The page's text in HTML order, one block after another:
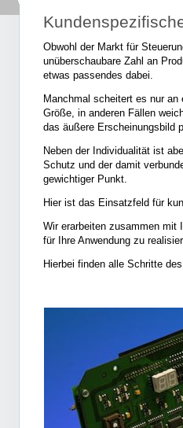
Obwohl der Markt für
unüberschaubare Zahl an
etwas passendes dabei.
Manchmal scheitert es nur
Größe, in anderen Fällen
das äußere Erscheinungsbild
Neben der Individualität ist
Schutz und der damit
gewichtiger Punkt.
Hier ist das Einsatzfeld für
Wir erarbeiten zusammen mit
für Ihre Anwendung zu
Hierbei finden alle Schritte